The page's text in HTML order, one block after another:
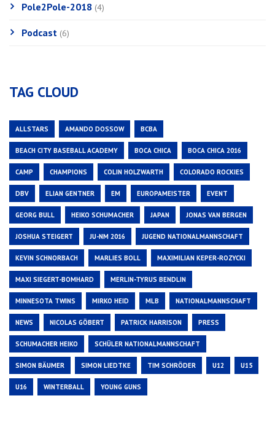
Pole2Pole-2018 (4)
Podcast (6)
TAG CLOUD
ALLSTARS AMANDO DOSSOW BCBA
BEACH CITY BASEBALL ACADEMY BOCA CHICA BOCA CHICA 2016
CAMP CHAMPIONS COLIN HOLZWARTH COLORADO ROCKIES
DBV ELIAN GENTNER EM EUROPAMEISTER EVENT
GEORG BULL HEIKO SCHUMACHER JAPAN JONAS VAN BERGEN
JOSHUA STEIGERT JU-NM 2016 JUGEND NATIONALMANNSCHAFT
KEVIN SCHNORBACH MARLIES BOLL MAXIMILIAN KEPER-ROZYCKI
MAXI SIEGERT-BOMHARD MERLIN-TYRUS BENDLIN
MINNESOTA TWINS MIRKO HEID MLB NATIONALMANNSCHAFT
NEWS NICOLAS GÖBERT PATRICK HARRISON PRESS
SCHUMACHER HEIKO SCHÜLER NATIONALMANNSCHAFT
SIMON BÄUMER SIMON LIEDTKE TIM SCHRÖDER U12 U15
U16 WINTERBALL YOUNG GUNS